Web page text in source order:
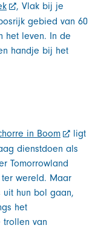
, Vlak bij je
gebied van 60
het leven. In de
handje bij het
in Boom
ligt
dienstdoen als
Tomorrowland
wereld. Maar
uit hun bol gaan,
het
trollen van